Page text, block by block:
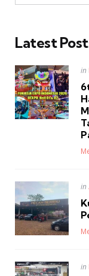
Latest
in
in
in
in